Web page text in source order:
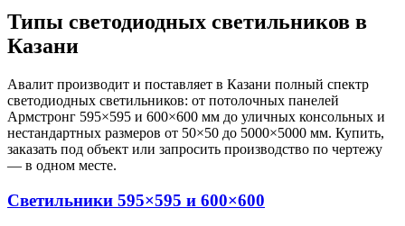
Типы светодиодных светильников в
Казани
Авалит производит и поставляет в Казани полный спектр
светодиодных светильников: от потолочных панелей
Армстронг 595×595 и 600×600 мм до уличных консольных и
нестандартных размеров от 50×50 до 5000×5000 мм. Купить,
заказать под объект или запросить производство по чертежу
— в одном месте.
Светильники 595×595 и 600×600